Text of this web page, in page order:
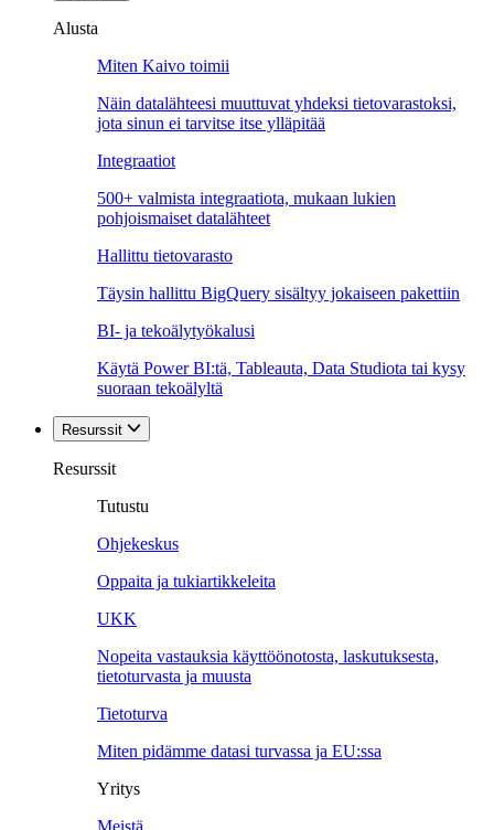
Alusta
Miten Kaivo toimii
Näin datalähteesi muuttuvat yhdeksi tietovarastoksi,
jota sinun ei tarvitse itse ylläpitää
Integraatiot
500+ valmista integraatiota, mukaan lukien
pohjoismaiset datalähteet
Hallittu tietovarasto
Täysin hallittu BigQuery sisältyy jokaiseen pakettiin
BI- ja tekoälytyökalusi
Käytä Power BI:tä, Tableauta, Data Studiota tai kysy
suoraan tekoälyltä
Resurssit
Resurssit
Tutustu
Ohjekeskus
Oppaita ja tukiartikkeleita
UKK
Nopeita vastauksia käyttöönotosta, laskutuksesta,
tietoturvasta ja muusta
Tietoturva
Miten pidämme datasi turvassa ja EU:ssa
Yritys
Meistä